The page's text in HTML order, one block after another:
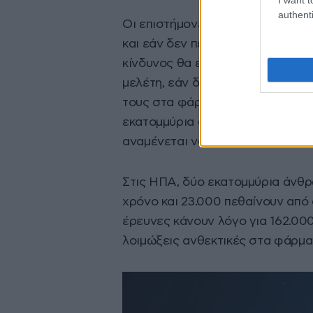
Οι επιστήμονες λένε πως εάν
και εάν δεν περιοριστεί
κίνδυνος θα επεκταθεί και σε
μελέτη, εάν δεν ληφθεί δράση
τους στα φάρμακα, τέτοιες
εκατομμύρια ανθρώπους το 2050.
αναμένεται να πεθάνουν οκτώ
Στις ΗΠΑ, δύο εκατομμύρια
χρόνο και 23.000 πεθαίνουν
έρευνες κάνουν λόγο για
λοιμώξεις ανθεκτικές στα